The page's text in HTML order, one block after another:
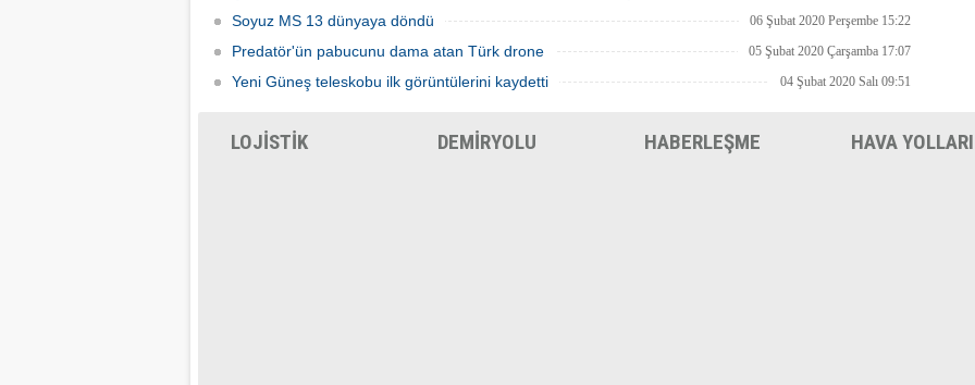
Soyuz MS 13 dünyaya döndü 06 Şubat 2020 Perşembe 15:22
Predatör'ün pabucunu dama atan Türk drone 05 Şubat 2020 Çarşamba 17:07
Yeni Güneş teleskobu ilk görüntülerini kaydetti 04 Şubat 2020 Salı 09:51
LOJİSTİK DEMİRYOLU HABERLEŞME HAVA YOLLARI